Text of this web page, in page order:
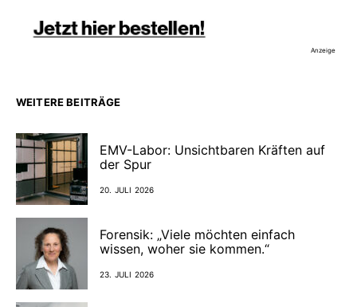
Anzeige
WEITERE BEITRÄGE
EMV-Labor: Unsichtbaren Kräften auf
der Spur
20. JULI 2026
Forensik: „Viele möchten einfach
wissen, woher sie kommen.“
23. JULI 2026